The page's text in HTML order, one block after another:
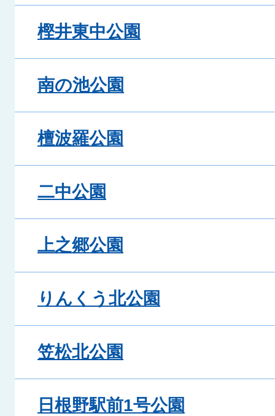
樫井東中公園
南の池公園
檀波羅公園
二中公園
上之郷公園
りんくう北公園
笠松北公園
日根野駅前1号公園